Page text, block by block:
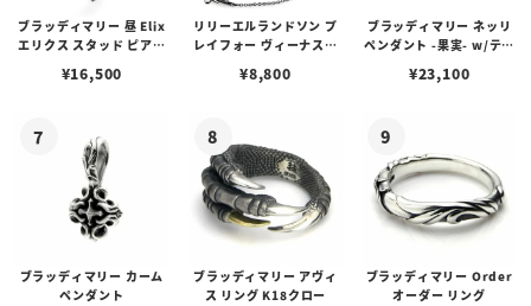
ブラッディマリー 昼 Elix
エリクス スタッド ピアス
¥16,500
リリーエルランドソン プ
レイフォー ヴィーナスチ
¥8,800
ブラッディマリー ネッリ
ペンダント -果実- w/ティ
¥23,100
ブラッディマリー カーム
ペンダント
ブラッディマリー アヴィ
ス リング K18クロー
ブラッディマリー Order
オーダー リング